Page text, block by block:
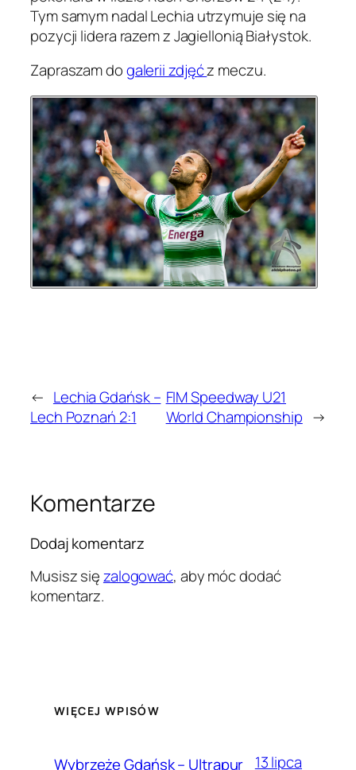
Tym samym nadal Lechia utrzymuje się na
pozycji lidera razem z Jagiellonią Białystok.
Zapraszam dogalerii zdjęćz meczu.
← Lechia Gdańsk –
Lech Poznań 2:1
FIM Speedway U21
World Championship →
Komentarze
Dodaj komentarz
Musisz sięzalogować, aby móc dodać
komentarz.
WIĘCEJ WPISÓW
Wybrzeże Gdańsk – Ultrapur
13 lipca